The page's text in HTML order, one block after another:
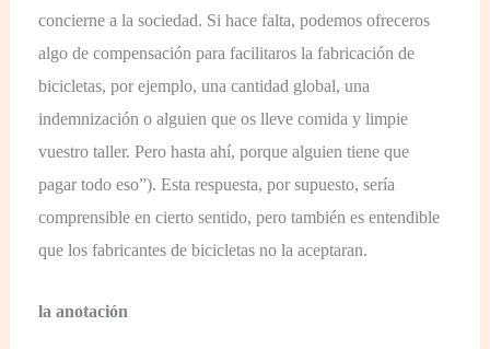
concierne a la sociedad. Si hace falta, podemos ofreceros
algo de compensación para facilitaros la fabricación de
bicicletas, por ejemplo, una cantidad global, una
indemnización o alguien que os lleve comida y limpie
vuestro taller. Pero hasta ahí, porque alguien tiene que
pagar todo eso”). Esta respuesta, por supuesto, sería
comprensible en cierto sentido, pero también es entendible
que los fabricantes de bicicletas no la aceptaran.
la anotación